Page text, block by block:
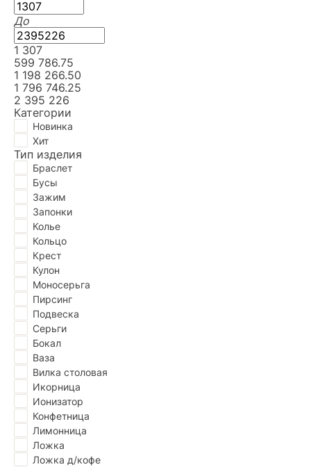
До
1 307
599 786.75
1 198 266.50
1 796 746.25
2 395 226
Категории
Новинка
Хит
Тип изделия
Браслет
Бусы
Зажим
Запонки
Колье
Кольцо
Крест
Кулон
Моносерьга
Пирсинг
Подвескa
Серьги
Бокал
Ваза
Вилка столовая
Икорница
Ионизатор
Конфетница
Лимонница
Ложка
Ложка д/кофе